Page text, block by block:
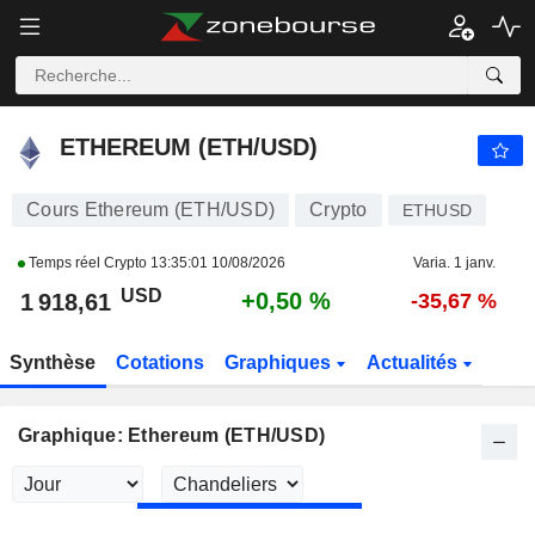
ETHEREUM (ETH/USD)
ETHEREUM (ETH/USD)
Cours Ethereum (ETH/USD) Crypto ETHUSD
Temps réel Crypto 13:35:01 10/08/2026 Varia. 1 janv.
1 918,61 USD +0,50 % -35,67 %
Synthèse Cotations Graphiques Actualités
Graphique: Ethereum (ETH/USD)